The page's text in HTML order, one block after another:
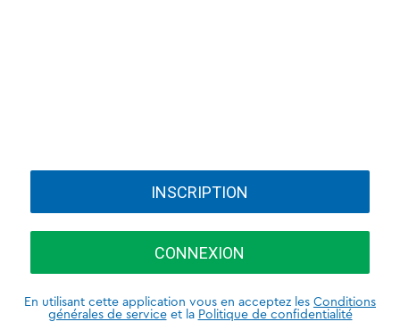
INSCRIPTION
CONNEXION
En utilisant cette application vous en acceptez les Conditions
générales de serviceet la Politique de confidentialité